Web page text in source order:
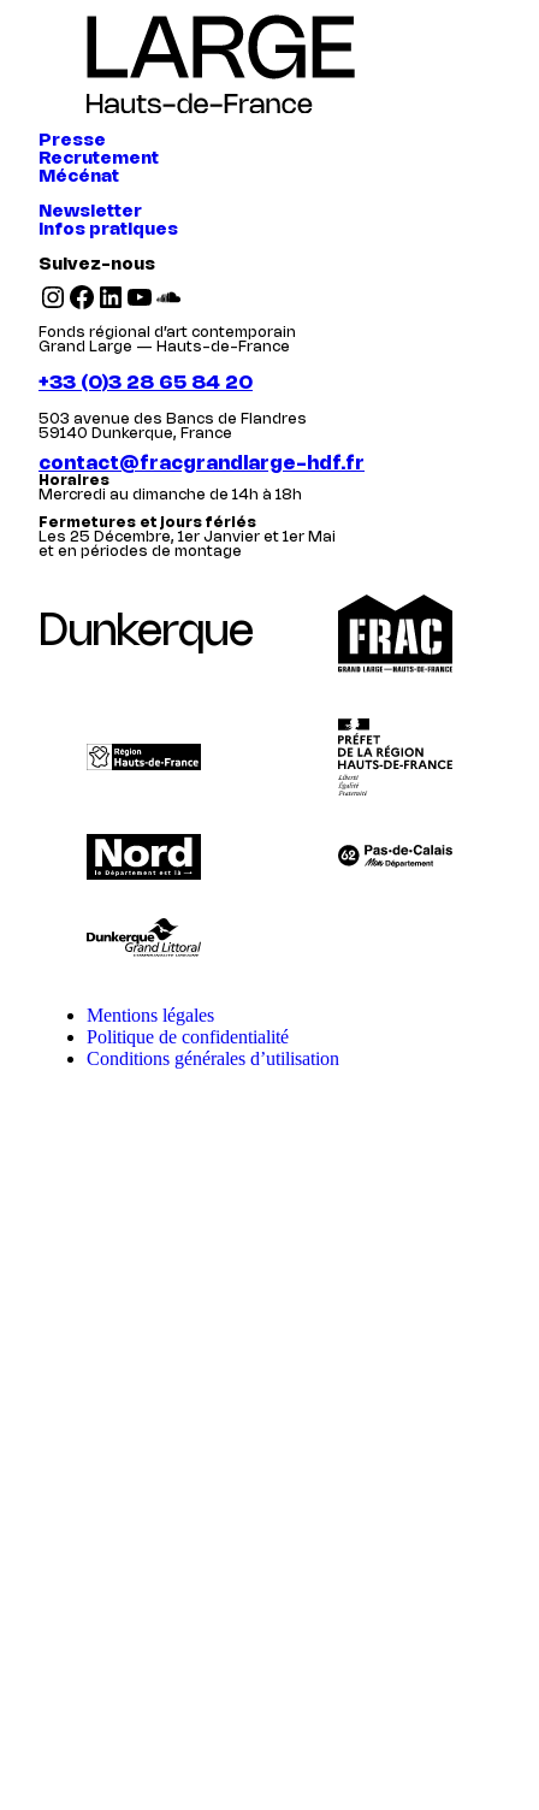
Presse
Recrutement
Mécénat
Newsletter
Infos pratiques
Suivez-nous
Instagram Facebook LinkedIn YouTube SoundCloud
Fonds régional d’art contemporain
Grand Large — Hauts-de-France
+33 (0)3 28 65 84 20
503 avenue des Bancs de Flandres
59140 Dunkerque, France
contact@fracgrandlarge-hdf.fr
Horaires
Mercredi au dimanche de 14h à 18h
Fermetures et jours fériés
Les 25 Décembre, 1er Janvier et 1er Mai
et en périodes de montage
Dunkerque
Mentions légales
Politique de confidentialité
Conditions générales d’utilisation